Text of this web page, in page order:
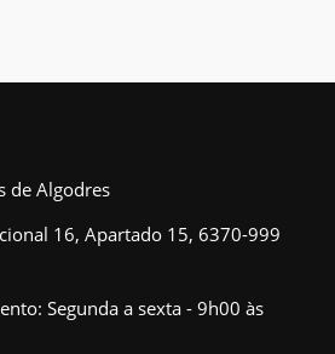
de Algodres
16, Apartado 15, 6370-999
Segunda a sexta - 9h00 às